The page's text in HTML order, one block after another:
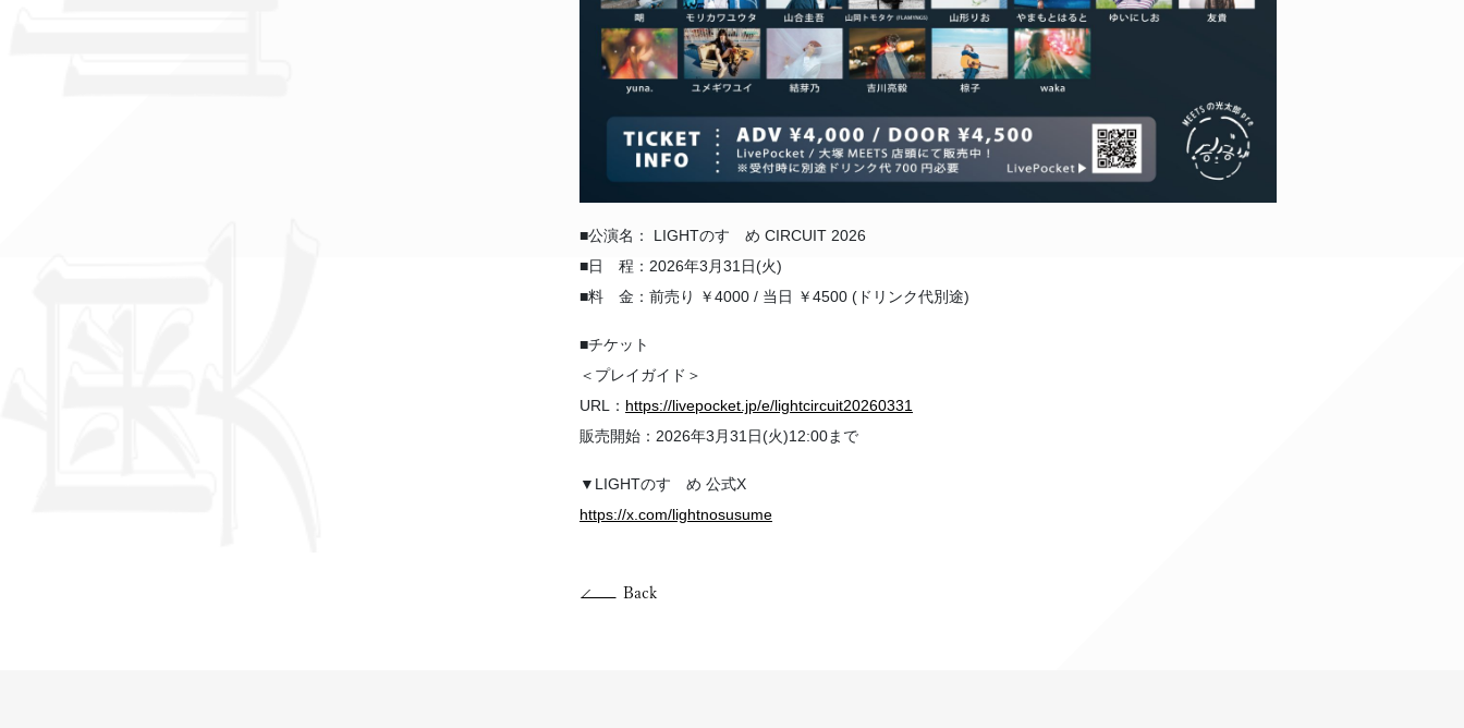
■公演名： LIGHTのすゝめ CIRCUIT 2026
■日 程：2026年3月31日(火)
■料 金：前売り ￥4000 / 当日 ￥4500 (ドリンク代別途)
■チケット
＜プレイガイド＞
URL： https://livepocket.jp/e/lightcircuit20260331
販売開始：2026年3月31日(火)12:00まで
▼LIGHTのすゝめ 公式X
https://x.com/lightnosusume
Back